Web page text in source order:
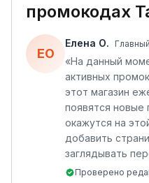
промокодах
ЕО
Елена О.
«На данный
активных
этот магазин
появятся
окажутся на
добавить
заглядывать
Проверено